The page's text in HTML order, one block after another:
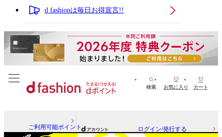
d fashionは毎日お得宣言!!
検索 お気に入り カート
ご利用可能ポイント ログイン/発行する